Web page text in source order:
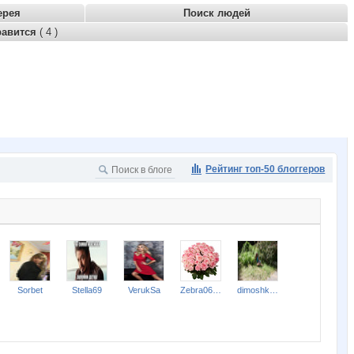
Поиск людей
( 4 )
Рейтинг топ-50 блоггеров
Sorbet Stella69 VerukSa